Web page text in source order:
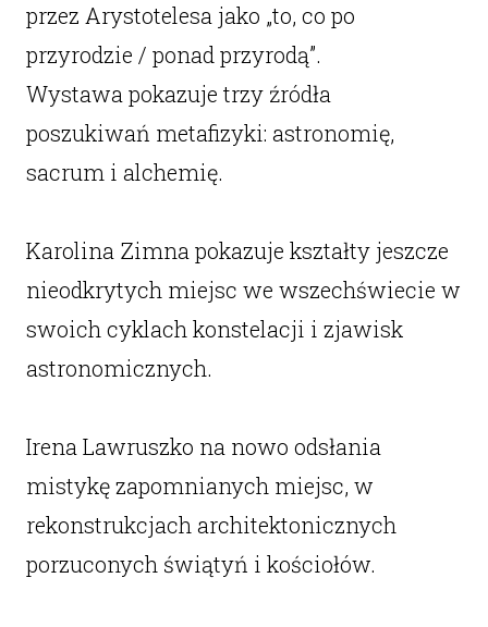
przez Arystotelesa jako „to, co po
przyrodzie / ponad przyrodą”.
Wystawa pokazuje trzy źródła
poszukiwań metafizyki: astronomię,
sacrum i alchemię.
Karolina Zimna pokazuje kształty jeszcze
nieodkrytych miejsc we wszechświecie w
swoich cyklach konstelacji i zjawisk
astronomicznych.
Irena Lawruszko na nowo odsłania
mistykę zapomnianych miejsc, w
rekonstrukcjach architektonicznych
porzuconych świątyń i kościołów.